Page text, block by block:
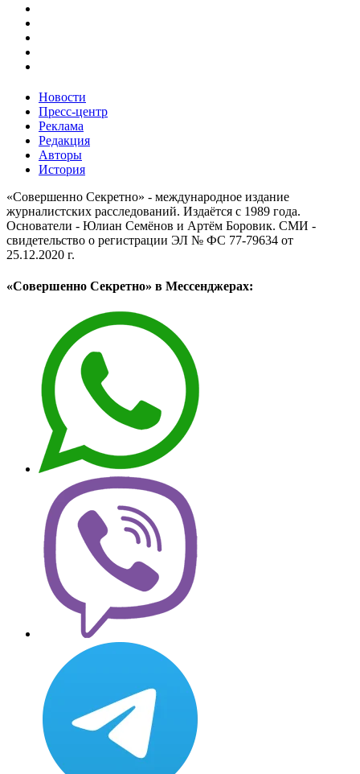
Новости
Пресс-центр
Реклама
Редакция
Авторы
История
«Совершенно Секретно» - международное издание
журналистских расследований. Издаётся с 1989 года.
Основатели - Юлиан Семёнов и Артём Боровик. CМИ -
свидетельство о регистрации ЭЛ № ФС 77-79634 от
25.12.2020 г.
«Совершенно Секретно» в Мессенджерах: